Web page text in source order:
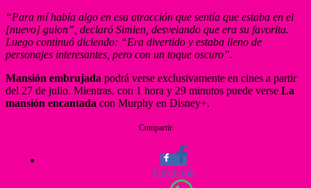
“Para mí había algo en esa atracción que sentía que estaba en el
[nuevo] guion”, declaró Simien, desvelando que era su favorita.
Luego continuó diciendo: “Era divertido y estaba lleno de
personajes interesantes, pero con un toque oscuro”.
Mansión embrujada podrá verse exclusivamente en cines a partir
del 27 de julio. Mientras, con 1 hora y 29 minutos puede verse La
mansión encantada con Murphy en Disney+.
Compartir
Facebook